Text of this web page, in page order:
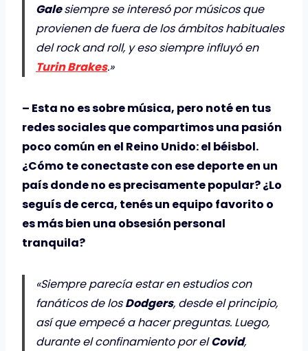
Galesiempre se interesó por músicos que
provienen de fuera de los ámbitos habituales
del rock and roll, y eso siempre influyó en
Turin Brakes.»
– Esta no es sobre música, pero noté en tus
redes sociales que compartimos una pasión
poco común en el Reino Unido: el béisbol.
¿Cómo te conectaste con ese deporte en un
país donde no es precisamente popular? ¿Lo
seguís de cerca, tenés un equipo favorito o
es más bien una obsesión personal
tranquila?
«Siempre parecía estar en estudios con
fanáticos de losDodgers, desde el principio,
así que empecé a hacer preguntas. Luego,
durante el confinamiento por elCovid,